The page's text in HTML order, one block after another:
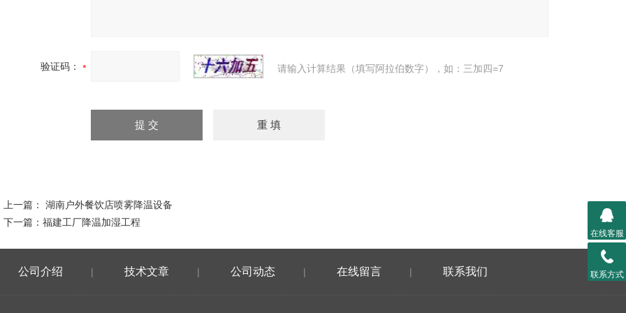
验证码： 请输入计算结果（填写阿拉伯数字），如：三加四=7
上一篇： 湖南户外餐饮店喷雾降温设备
下一篇： 福建工厂降温加湿工程
公司介绍 | 技术文章 | 公司动态 | 在线留言 | 联系我们
在线客服
联系方式